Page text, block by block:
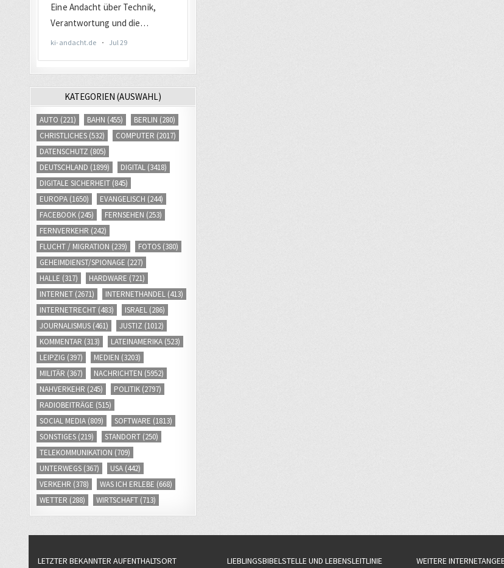
KATEGORIEN (AUSWAHL)
AUTO (221) BAHN (455) BERLIN (280)
CHRISTLICHES (532) COMPUTER (2017)
DATENSCHUTZ (805)
DEUTSCHLAND (1899) DIGITAL (3418)
DIGITALE SICHERHEIT (845)
EUROPA (1650) EVANGELISCH (244)
FACEBOOK (245) FERNSEHEN (253)
FERNVERKEHR (242)
FLUCHT / MIGRATION (239) FOTOS (380)
GEHEIMDIENST/SPIONAGE (227)
HALLE (317) HARDWARE (721)
INTERNET (2671) INTERNETHANDEL (413)
INTERNETRECHT (483) ISRAEL (286)
JOURNALISMUS (461) JUSTIZ (1012)
KOMMENTAR (313) LATEINAMERIKA (523)
LEIPZIG (397) MEDIEN (3203)
MILITÄR (367) NACHRICHTEN (5952)
NAHVERKEHR (245) POLITIK (2797)
RADIOBEITRÄGE (515)
SOCIAL MEDIA (809) SOFTWARE (1813)
SONSTIGES (219) STANDORT (250)
TELEKOMMUNIKATION (709)
UNTERWEGS (367) USA (442)
VERKEHR (378) WAS ICH ERLEBE (668)
WETTER (288) WIRTSCHAFT (713)
LETZTER BEKANNTER AUFENTHALTSORT LIEBLINGSBIBELSTELLE UND LEBENSLEITLINIE WEITERE